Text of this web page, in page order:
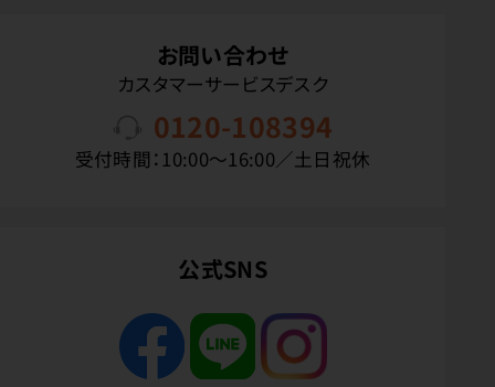
お問い合わせ
カスタマーサービスデスク
0120-108394
受付時間：10:00〜16:00／土日祝休
公式SNS